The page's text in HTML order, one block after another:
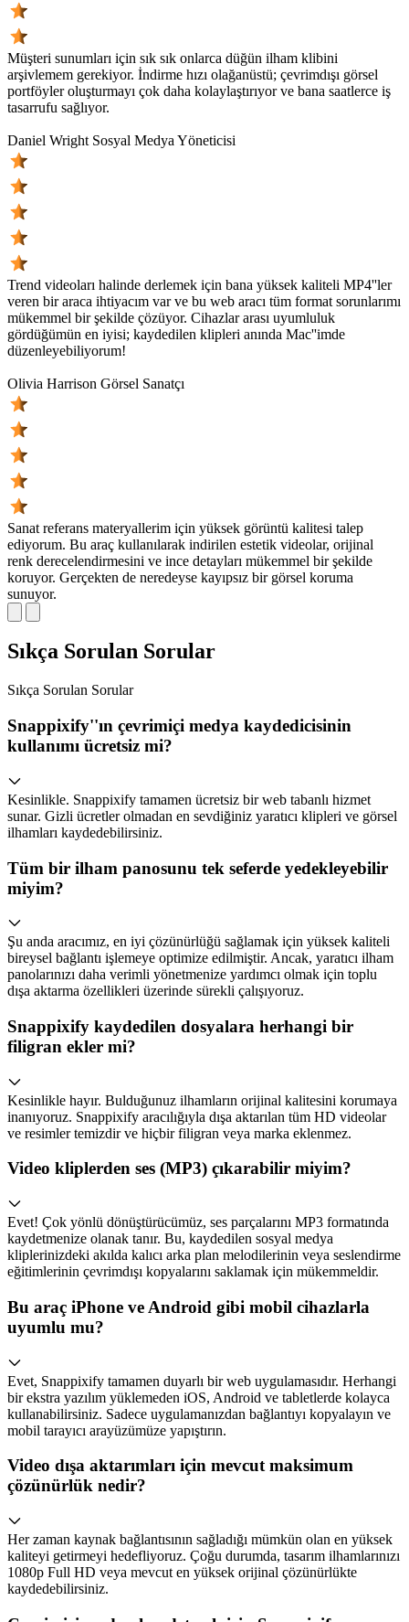
Müşteri sunumları için sık sık onlarca düğün ilham klibini
arşivlemem gerekiyor. İndirme hızı olağanüstü; çevrimdışı görsel
portföyler oluşturmayı çok daha kolaylaştırıyor ve bana saatlerce iş
tasarrufu sağlıyor.
Daniel Wright Sosyal Medya Yöneticisi
Trend videoları halinde derlemek için bana yüksek kaliteli MP4''ler
veren bir araca ihtiyacım var ve bu web aracı tüm format sorunlarımı
mükemmel bir şekilde çözüyor. Cihazlar arası uyumluluk
gördüğümün en iyisi; kaydedilen klipleri anında Mac''imde
düzenleyebiliyorum!
Olivia Harrison Görsel Sanatçı
Sanat referans materyallerim için yüksek görüntü kalitesi talep
ediyorum. Bu araç kullanılarak indirilen estetik videolar, orijinal
renk derecelendirmesini ve ince detayları mükemmel bir şekilde
koruyor. Gerçekten de neredeyse kayıpsız bir görsel koruma
sunuyor.
Sıkça Sorulan Sorular
Sıkça Sorulan Sorular
Snappixify''ın çevrimiçi medya kaydedicisinin
kullanımı ücretsiz mi?
Kesinlikle. Snappixify tamamen ücretsiz bir web tabanlı hizmet
sunar. Gizli ücretler olmadan en sevdiğiniz yaratıcı klipleri ve görsel
ilhamları kaydedebilirsiniz.
Tüm bir ilham panosunu tek seferde yedekleyebilir
miyim?
Şu anda aracımız, en iyi çözünürlüğü sağlamak için yüksek kaliteli
bireysel bağlantı işlemeye optimize edilmiştir. Ancak, yaratıcı ilham
panolarınızı daha verimli yönetmenize yardımcı olmak için toplu
dışa aktarma özellikleri üzerinde sürekli çalışıyoruz.
Snappixify kaydedilen dosyalara herhangi bir
filigran ekler mi?
Kesinlikle hayır. Bulduğunuz ilhamların orijinal kalitesini korumaya
inanıyoruz. Snappixify aracılığıyla dışa aktarılan tüm HD videolar
ve resimler temizdir ve hiçbir filigran veya marka eklenmez.
Video kliplerden ses (MP3) çıkarabilir miyim?
Evet! Çok yönlü dönüştürücümüz, ses parçalarını MP3 formatında
kaydetmenize olanak tanır. Bu, kaydedilen sosyal medya
kliplerinizdeki akılda kalıcı arka plan melodilerinin veya seslendirme
eğitimlerinin çevrimdışı kopyalarını saklamak için mükemmeldir.
Bu araç iPhone ve Android gibi mobil cihazlarla
uyumlu mu?
Evet, Snappixify tamamen duyarlı bir web uygulamasıdır. Herhangi
bir ekstra yazılım yüklemeden iOS, Android ve tabletlerde kolayca
kullanabilirsiniz. Sadece uygulamanızdan bağlantıyı kopyalayın ve
mobil tarayıcı arayüzümüze yapıştırın.
Video dışa aktarımları için mevcut maksimum
çözünürlük nedir?
Her zaman kaynak bağlantısının sağladığı mümkün olan en yüksek
kaliteyi getirmeyi hedefliyoruz. Çoğu durumda, tasarım ilhamlarınızı
1080p Full HD veya mevcut en yüksek orijinal çözünürlükte
kaydedebilirsiniz.